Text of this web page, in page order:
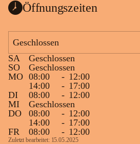
Öffnungszeiten
Geschlossen
SA
Geschlossen
SO
Geschlossen
MO 08:00 - 12:00
14:00
- 17:00
DI
08:00 - 12:00
MI
Geschlossen
DO
08:00 - 12:00
14:00
- 17:00
FR
08:00 - 12:00
Zuletzt bearbeitet: 15.05.2025